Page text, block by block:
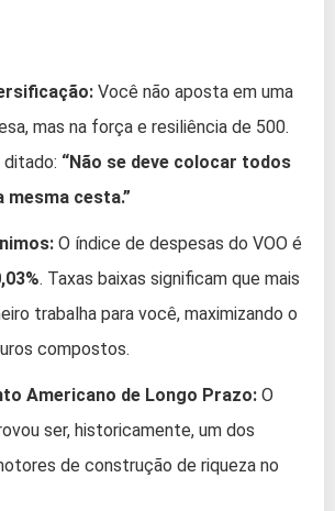
Você não aposta em uma
mas na força e resiliência de 500.
ditado: “Não se deve colocar todos
mesma cesta.”
O índice de despesas do VOO é
. Taxas baixas significam que mais
trabalha para você, maximizando o
compostos.
Americano de Longo Prazo: O
ser, historicamente, um dos
de construção de riqueza no